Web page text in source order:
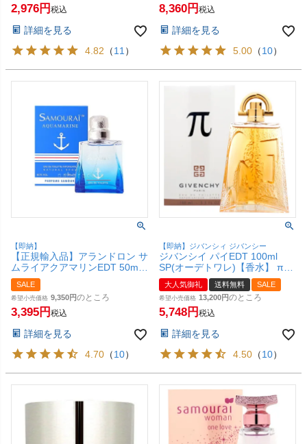
2,976 税込
詳細を見る
4.82 （11）
8,360 税込
詳細を見る
5.00 （10）
【即納】
【正規輸入品】アランドロン サ
ムライアクアマリンEDT 50ml
SP(オードトワレ)【香水】
【SBT】
SALE
希望小売価格 9,350 のところ
3,395 税込
詳細を見る
4.70 （10）
【即納】ジバンシィ ジバンシー
ジバンシイ パイEDT 100ml
SP(オーデトワレ)【香水】 π
(パイ)【宅配便送料無料】
大人気御礼 送料無料 SALE
希望小売価格 13,200 のところ
5,748 税込
詳細を見る
4.50 （10）